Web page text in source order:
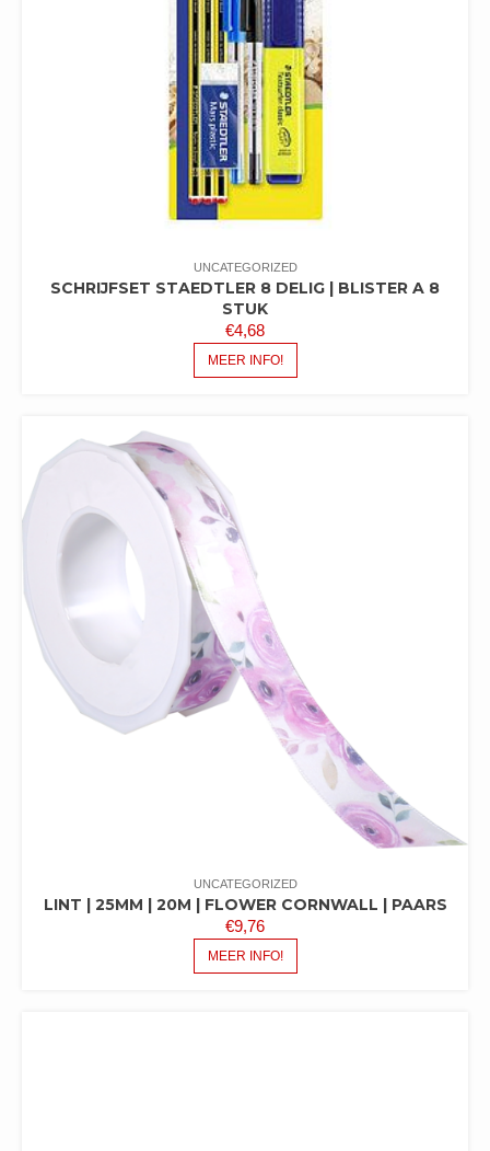
UNCATEGORIZED
SCHRIJFSET STAEDTLER 8 DELIG | BLISTER A 8
STUK
€4,68
MEER INFO!
UNCATEGORIZED
LINT | 25MM | 20M | FLOWER CORNWALL | PAARS
€9,76
MEER INFO!